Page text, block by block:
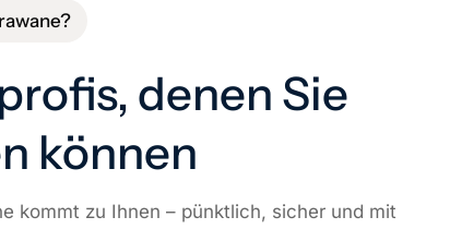
denen Sie
können
kommt zu Ihnen – pünktlich, sicher und mit